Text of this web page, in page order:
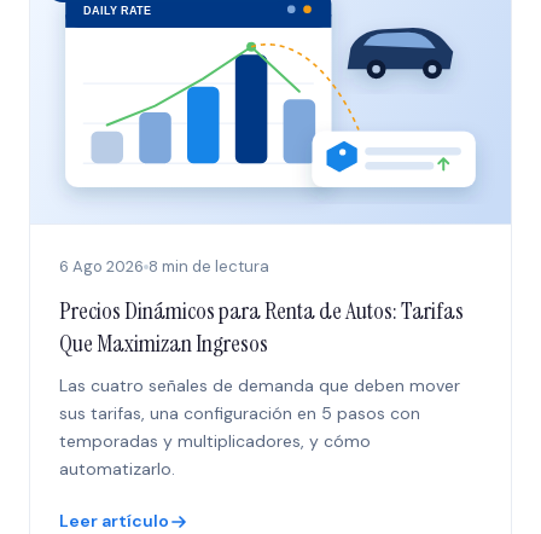
6 Ago 2026 8 min de lectura
Precios Dinámicos para Renta de Autos: Tarifas
Que Maximizan Ingresos
Las cuatro señales de demanda que deben mover
sus tarifas, una configuración en 5 pasos con
temporadas y multiplicadores, y cómo
automatizarlo.
Leer artículo